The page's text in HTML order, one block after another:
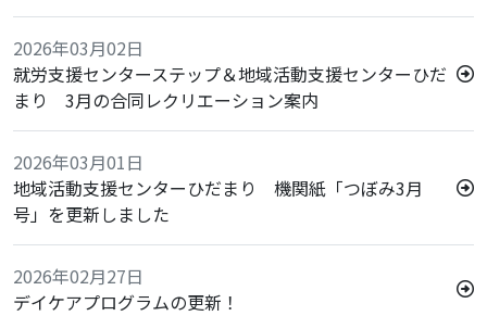
2026年03月02日
就労支援センターステップ＆地域活動支援センターひだ
まり 3月の合同レクリエーション案内
2026年03月01日
地域活動支援センターひだまり 機関紙「つぼみ3月
号」を更新しました
2026年02月27日
デイケアプログラムの更新！